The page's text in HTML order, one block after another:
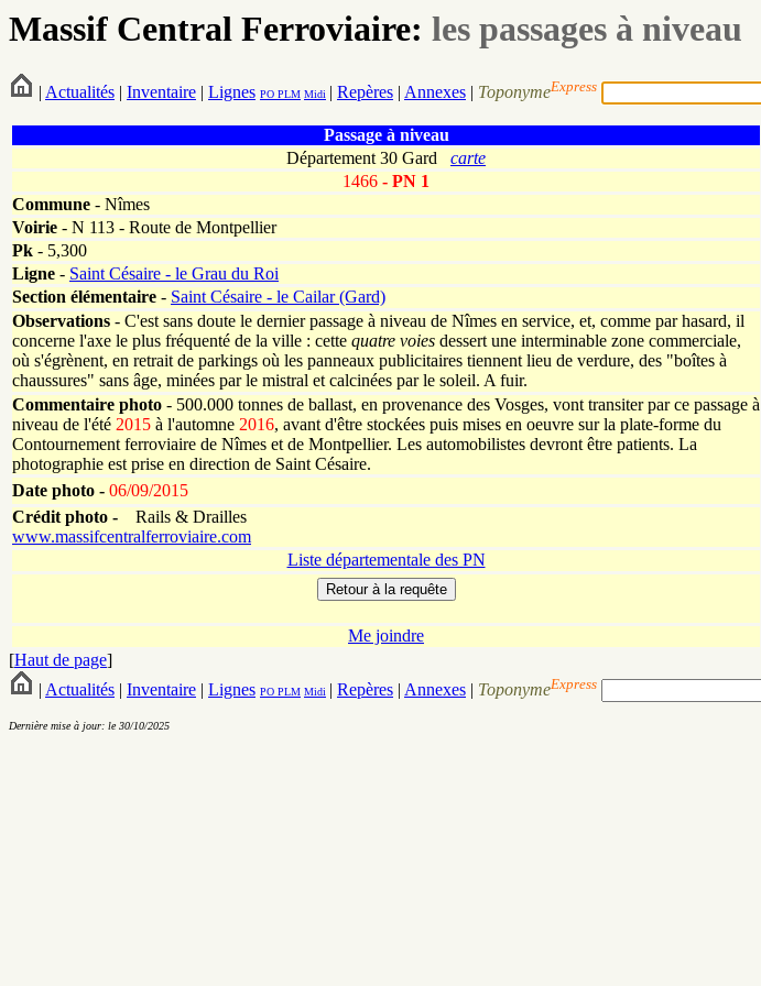
Massif Central Ferroviaire: les passages à niveau
| Actualités | Inventaire | Lignes PO PLM Midi | Repères | Annexes | ToponymeExpress
Passage à niveau
Département 30 Gard carte
1466 - PN 1
Commune - Nîmes
Voirie - N 113 - Route de Montpellier
Pk - 5,300
Ligne - Saint Césaire - le Grau du Roi
Section élémentaire - Saint Césaire - le Cailar (Gard)
Observations - C'est sans doute le dernier passage à niveau de Nîmes en service, et, comme par hasard, il
concerne l'axe le plus fréquenté de la ville : cette quatre voies dessert une interminable zone commerciale,
où s'égrènent, en retrait de parkings où les panneaux publicitaires tiennent lieu de verdure, des "boîtes à
chaussures" sans âge, minées par le mistral et calcinées par le soleil. A fuir.
Commentaire photo - 500.000 tonnes de ballast, en provenance des Vosges, vont transiter par ce passage à
niveau de l'été 2015 à l'automne 2016, avant d'être stockées puis mises en oeuvre sur la plate-forme du
Contournement ferroviaire de Nîmes et de Montpellier. Les automobilistes devront être patients. La
photographie est prise en direction de Saint Césaire.
Date photo - 06/09/2015
Crédit photo - Rails & Drailles
www.massifcentralferroviaire.com
Liste départementale des PN
Me joindre
[Haut de page]
| Actualités | Inventaire | Lignes PO PLM Midi | Repères | Annexes | ToponymeExpress
Dernière mise à jour: le 30/10/2025